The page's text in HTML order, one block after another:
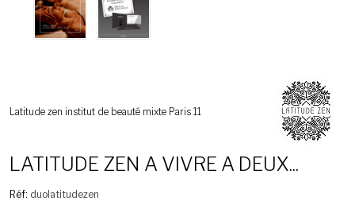
Latitude zen institut de beauté mixte Paris 11
LATITUDE ZEN A VIVRE A DEUX...
Réf: duolatitudezen